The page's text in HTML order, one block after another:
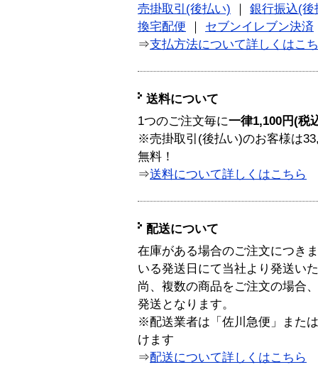
売掛取引(後払い)
銀行振込(後
換宅配便
セブンイレブン決済
⇒支払方法について詳しくはこ
送料について
1つのご注文毎に一律1,100円(税
※売掛取引(後払い)のお客様は
無料！
⇒送料について詳しくはこちら
配送について
在庫がある場合のご注文につき
いる発送日にて当社より発送い
尚、複数の商品をご注文の場合
発送となります。
※配送業者は「佐川急便」また
けます
⇒配送について詳しくはこちら